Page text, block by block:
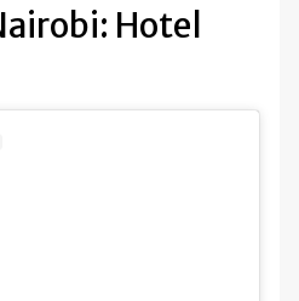
Hotel